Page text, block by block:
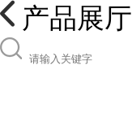
产品展厅